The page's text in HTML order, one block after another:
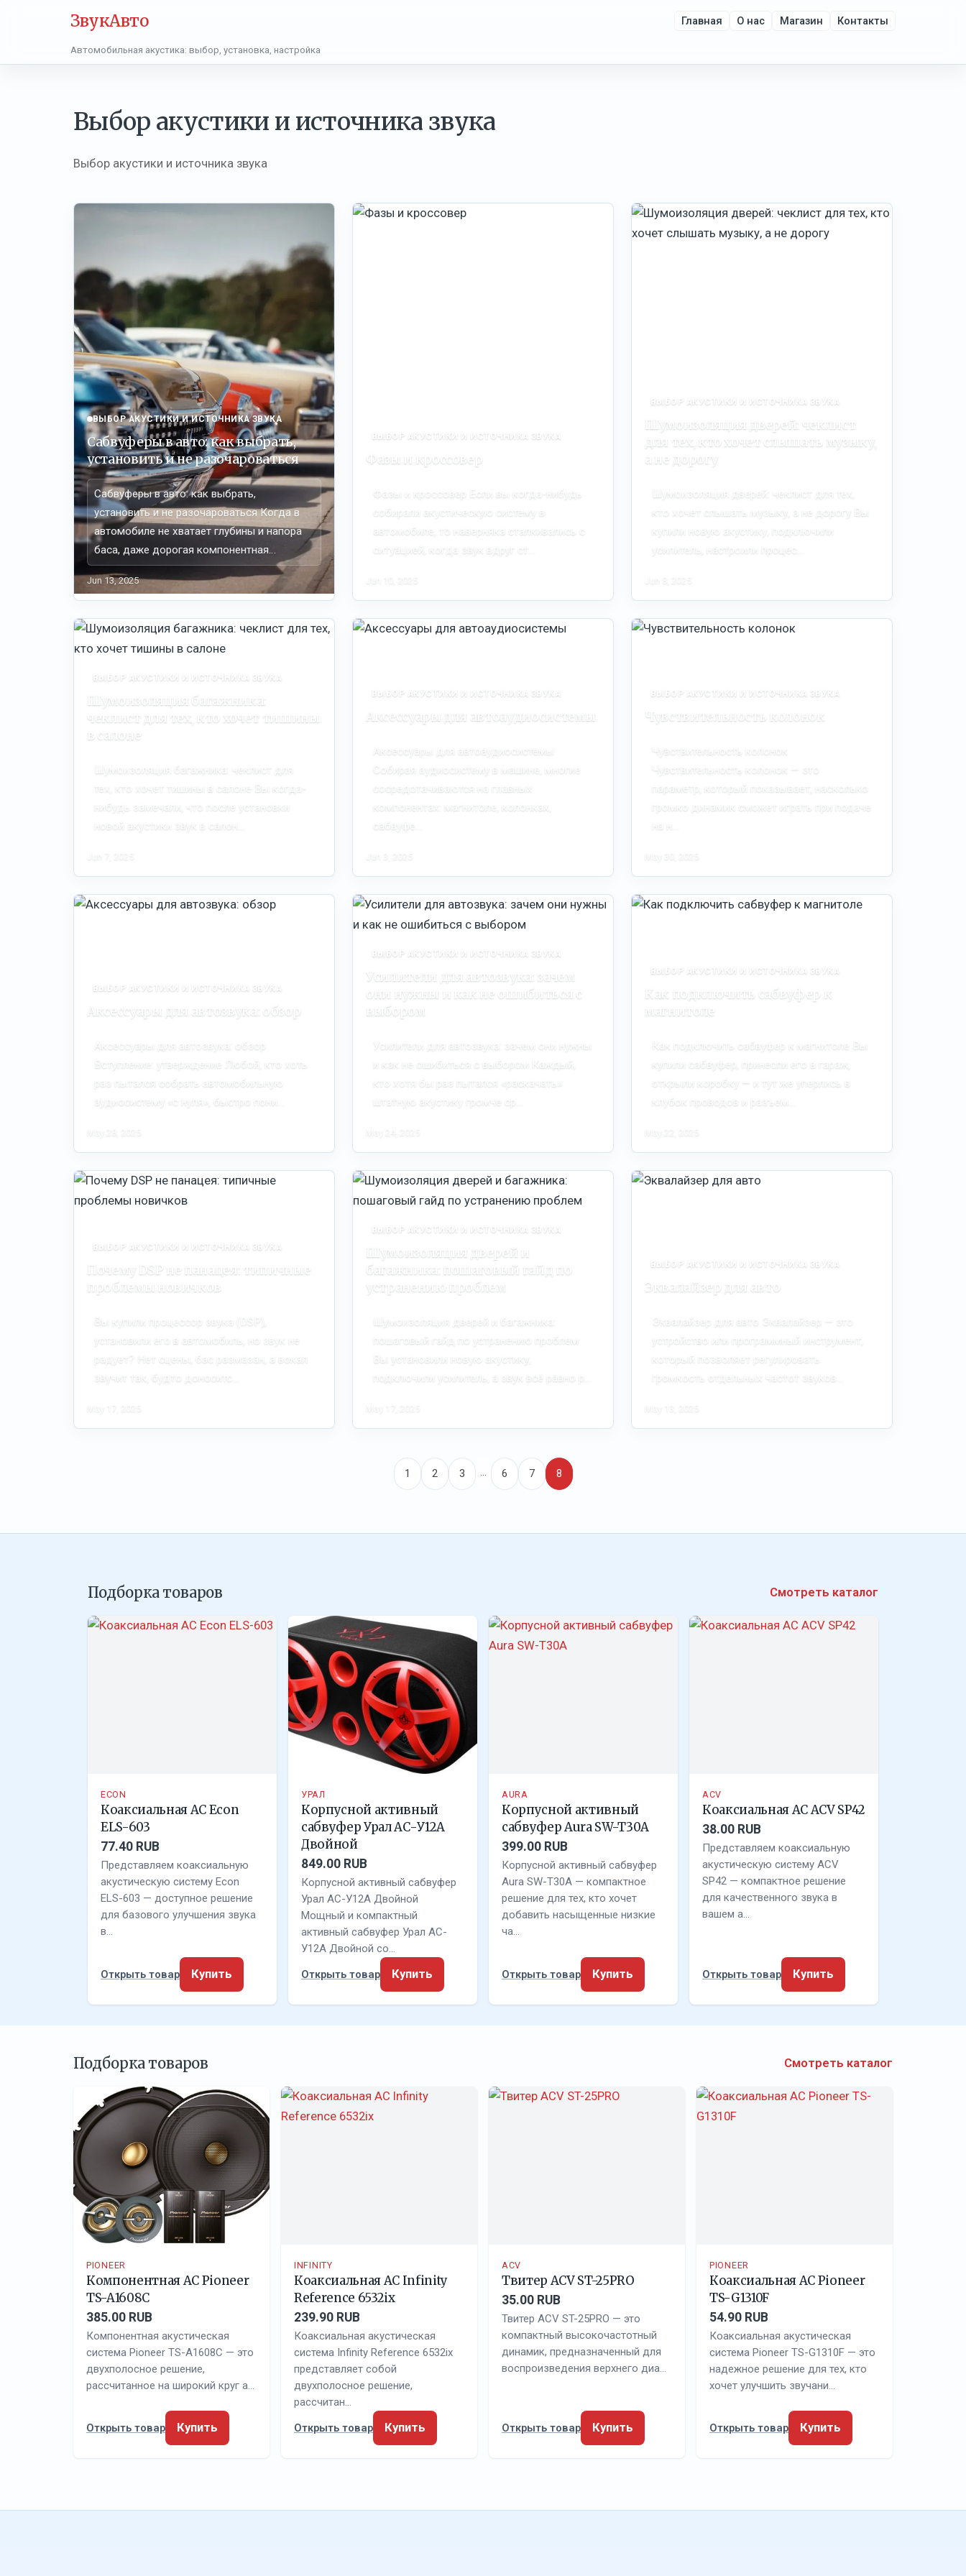
ЗвукАвто Главная О нас Магазин Контакты
Автомобильная акустика: выбор, установка, настройка
Выбор акустики и источника звука
Выбор акустики и источника звука
ВЫБОР АКУСТИКИ И ИСТОЧНИКА ЗВУКА
Сабвуферы в авто: как выбрать,
установить и не разочароваться
Сабвуферы в авто: как выбрать,
установить и не разочароваться Когда в
автомобиле не хватает глубины и напора
баса, даже дорогая компонентная…
Jun 13, 2025
ВЫБОР АКУСТИКИ И ИСТОЧНИКА ЗВУКА
Фазы и кроссовер
Фазы и кроссовер Если вы когда-нибудь
собирали акустическую систему в
автомобиле, то наверняка сталкивались с
ситуацией, когда звук вдруг ст…
ВЫБОР АКУСТИКИ И ИСТОЧНИКА ЗВУКА
Шумоизоляция дверей: чеклист
для тех, кто хочет слышать музыку,
а не дорогу
Шумоизоляция дверей: чеклист для тех,
кто хочет слышать музыку, а не дорогу Вы
купили новую акустику, подключили
усилитель, настроили процес…
ВЫБОР АКУСТИКИ И ИСТОЧНИКА ЗВУКА
Шумоизоляция багажника:
чеклист для тех, кто хочет тишины
в салоне
Шумоизоляция багажника: чеклист для
тех, кто хочет тишины в салоне Вы когда-
нибудь замечали, что после установки
новой акустики звук в салон…
ВЫБОР АКУСТИКИ И ИСТОЧНИКА ЗВУКА
Аксессуары для автоаудиосистемы
Аксессуары для автоаудиосистемы
Собирая аудиосистему в машине, многие
сосредотачиваются на главных
компонентах: магнитоле, колонках,
сабвуфе…
ВЫБОР АКУСТИКИ И ИСТОЧНИКА ЗВУКА
Чувствительность колонок
Чувствительность колонок
Чувствительность колонок — это
параметр, который показывает, насколько
громко динамик сможет играть при подаче
May 30, 2025
ВЫБОР АКУСТИКИ И ИСТОЧНИКА ЗВУКА
Аксессуары для автозвука: обзор
Аксессуары для автозвука: обзор
Вступление: утверждение Любой, кто хоть
раз пытался собрать автомобильную
аудиосистему «с нуля», быстро пони…
May 28, 2025
ВЫБОР АКУСТИКИ И ИСТОЧНИКА ЗВУКА
Усилители для автозвука: зачем
они нужны и как не ошибиться с
выбором
Усилители для автозвука: зачем они нужны
и как не ошибиться с выбором Каждый,
кто хотя бы раз пытался «раскачать»
штатную акустику громче ср…
May 24, 2025
ВЫБОР АКУСТИКИ И ИСТОЧНИКА ЗВУКА
Как подключить сабвуфер к
магнитоле
Как подключить сабвуфер к магнитоле Вы
купили сабвуфер, принесли его в гараж,
открыли коробку — и тут же уперлись в
клубок проводов и разъем…
May 22, 2025
ВЫБОР АКУСТИКИ И ИСТОЧНИКА ЗВУКА
Почему DSP не панацея: типичные
проблемы новичков
Вы купили процессор звука (DSP),
установили его в автомобиль, но звук не
радует? Нет сцены, бас размазан, а вокал
звучит так, будто доноситс…
May 17, 2025
ВЫБОР АКУСТИКИ И ИСТОЧНИКА ЗВУКА
Шумоизоляция дверей и
багажника: пошаговый гайд по
устранению проблем
Шумоизоляция дверей и багажника:
пошаговый гайд по устранению проблем
Вы установили новую акустику,
подключили усилитель, а звук всё равно р…
May 17, 2025
ВЫБОР АКУСТИКИ И ИСТОЧНИКА ЗВУКА
Эквалайзер для авто
Эквалайзер для авто Эквалайзер — это
устройство или программный инструмент,
который позволяет регулировать
громкость отдельных частот звуков…
May 13, 2025
1 2 3 … 6 7 8
Подборка товаров Смотреть каталог
ECON
Коаксиальная АС Econ
ELS-603
77.40 RUB
Представляем коаксиальную
акустическую систему Econ
ELS-603 — доступное решение
для базового улучшения звука
в…
Открыть товар Купить
УРАЛ
Корпусной активный
сабвуфер Урал АС-У12А
Двойной
849.00 RUB
Корпусной активный сабвуфер
Урал АС-У12А Двойной
Мощный и компактный
активный сабвуфер Урал АС-
У12А Двойной со…
Открыть товар
Купить
AURA
Корпусной активный
сабвуфер Aura SW-T30A
399.00 RUB
Корпусной активный сабвуфер
Aura SW-T30A — компактное
решение для тех, кто хочет
добавить насыщенные низкие
ча…
Открыть товар Купить
ACV
Коаксиальная АС ACV SP42
38.00 RUB
Представляем коаксиальную
акустическую систему ACV
SP42 — компактное решение
для качественного звука в
вашем а…
Открыть товар Купить
Подборка товаров Смотреть каталог
PIONEER
Компонентная АС Pioneer
TS-A1608C
385.00 RUB
Компонентная акустическая
система Pioneer TS-A1608C — это
двухполосное решение,
рассчитанное на широкий круг а…
Открыть товар Купить
INFINITY
Коаксиальная АС Infinity
Reference 6532ix
239.90 RUB
Коаксиальная акустическая
система Infinity Reference 6532ix
представляет собой
двухполосное решение,
рассчитан…
Открыть товар
Купить
ACV
Твитер ACV ST-25PRO
35.00 RUB
Твитер ACV ST-25PRO — это
компактный высокочастотный
динамик, предназначенный для
воспроизведения верхнего диа…
Открыть товар Купить
PIONEER
Коаксиальная АС Pioneer
TS-G1310F
54.90 RUB
Коаксиальная акустическая
система Pioneer TS-G1310F — это
надежное решение для тех, кто
хочет улучшить звучани…
Открыть товар Купить